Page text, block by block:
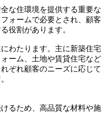
な住環境を提供する重要な
ォームで必要とされ、顧客
役割があります。
わたります。主に新築住宅
ーム、土地や賃貸住宅など
ぞれ顧客のニーズに応じて
るため、高品質な材料や施